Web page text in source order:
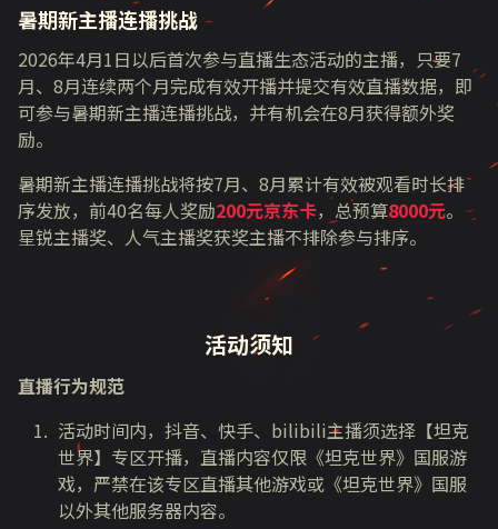
暑期新主播连播挑战
2026年4月1日以后首次参与直播生态活动的主播，只要7
月、8月连续两个月完成有效开播并提交有效直播数据，即
可参与暑期新主播连播挑战，并有机会在8月获得额外奖
励。
暑期新主播连播挑战将按7月、8月累计有效被观看时长排
序发放，前40名每人奖励200元京东卡，总预算8000元。
星锐主播奖、人气主播奖获奖主播不排除参与排序。
活动须知
直播行为规范
活动时间内，抖音、快手、bilibili主播须选择【坦克
世界】专区开播，直播内容仅限《坦克世界》国服游
戏，严禁在该专区直播其他游戏或《坦克世界》国服
以外其他服务器内容。